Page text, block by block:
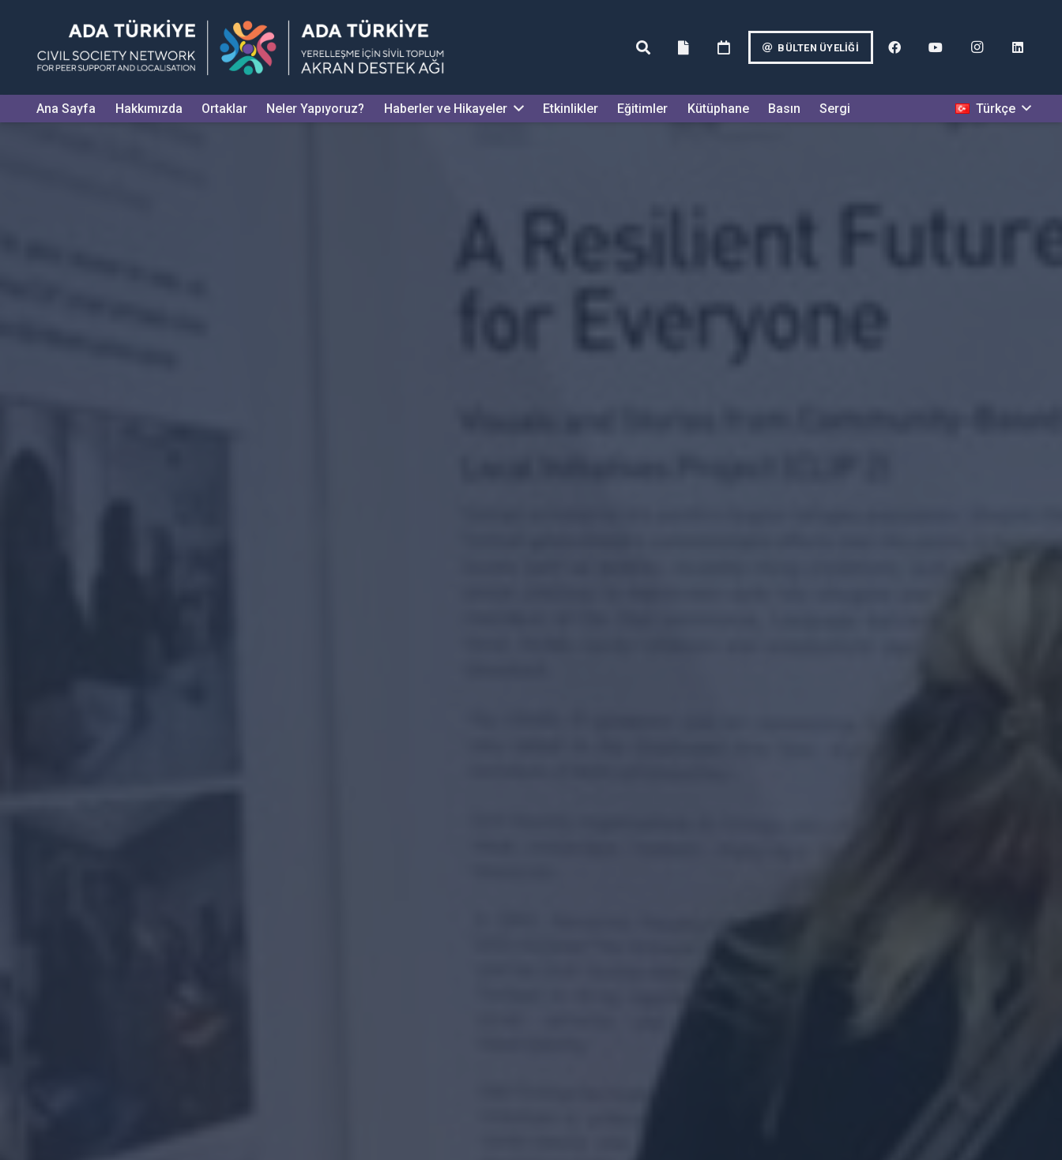
BÜLTEN ÜYELIĞI
Ana Sayfa Hakkımızda Ortaklar Neler Yapıyoruz? Haberler ve Hikayeler Etkinlikler Eğitimler Kütüphane Basın Sergi Türkçe